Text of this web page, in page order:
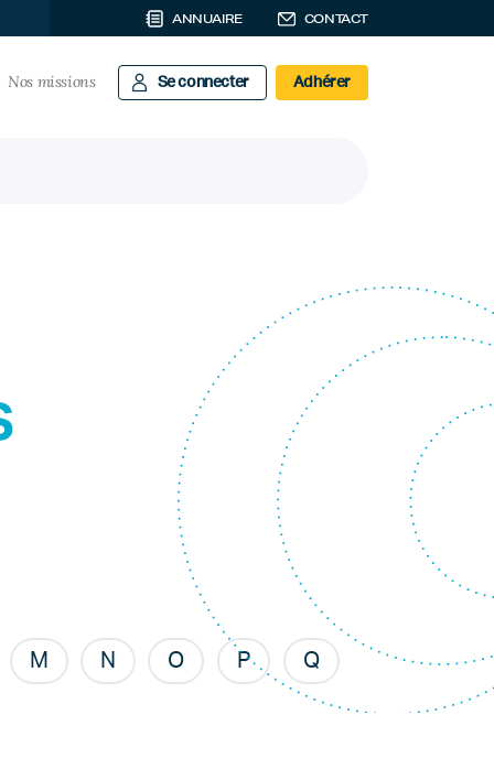
ANNUAIRE CONTACT
Nos missions Se connecter Adhérer
M N O P Q